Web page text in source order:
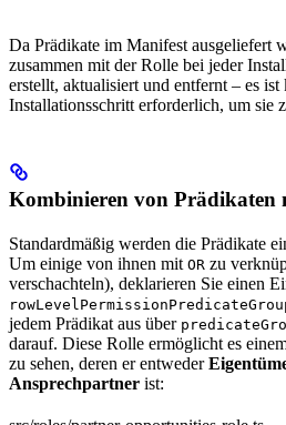
Da Prädikate im Manifest ausgeliefert
zusammen mit der Rolle bei jeder
erstellt, aktualisiert und entfernt – es ist
Installationsschritt erforderlich, um sie
Kombinieren von Prädikaten
Standardmäßig werden die Prädikate
Um einige von ihnen mit OR zu
verschachteln), deklarieren Sie einen
jedem Prädikat aus über
darauf. Diese Rolle ermöglicht es
zu sehen, deren er entweder
Ansprechpartner ist: